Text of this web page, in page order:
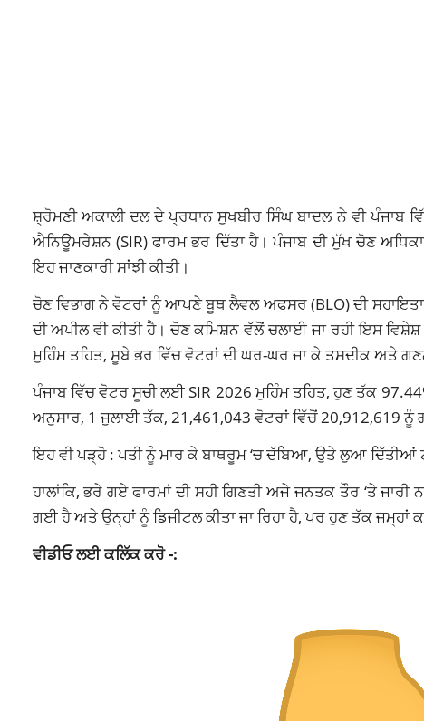
ਸ਼੍ਰੋਮਣੀ ਅਕਾਲੀ ਦਲ ਦੇ ਪ੍ਰਧਾਨ ਸੁਖਬੀਰ ਸਿੰਘ ਬਾਦਲ ਨੇ ਵੀ ਪੰਜਾਬ
ਐਨਿਊਮਰੇਸ਼ਨ (SIR) ਫਾਰਮ ਭਰ ਦਿੱਤਾ ਹੈ। ਪੰਜਾਬ ਦੀ ਮੁੱਖ ਚੋਣ
ਇਹ ਜਾਣਕਾਰੀ ਸਾਂਝੀ ਕੀਤੀ।
ਚੋਣ ਵਿਭਾਗ ਨੇ ਵੋਟਰਾਂ ਨੂੰ ਆਪਣੇ ਬੂਥ ਲੈਵਲ ਅਫਸਰ (BLO) ਦੀ
ਦੀ ਅਪੀਲ ਵੀ ਕੀਤੀ ਹੈ। ਚੋਣ ਕਮਿਸ਼ਨ ਵੱਲੋਂ ਚਲਾਈ ਜਾ ਰਹੀ ਇਸ
ਮੁਹਿੰਮ ਤਹਿਤ, ਸੂਬੇ ਭਰ ਵਿੱਚ ਵੋਟਰਾਂ ਦੀ ਘਰ-ਘਰ ਜਾ ਕੇ ਤਸਦੀਕ ਅਤੇ
ਪੰਜਾਬ ਵਿੱਚ ਵੋਟਰ ਸੂਚੀ ਲਈ SIR 2026 ਮੁਹਿੰਮ ਤਹਿਤ, ਹੁਣ ਤੱਕ
ਅਨੁਸਾਰ, 1 ਜੁਲਾਈ ਤੱਕ, 21,461,043 ਵੋਟਰਾਂ ਵਿੱਚੋਂ 20,912,619 ਨੂੰ
ਇਹ ਵੀ ਪੜ੍ਹੋ :ਪਤੀ ਨੂੰ ਮਾਰ ਕੇ ਬਾਥਰੂਮ ‘ਚ ਦੱਬਿਆ, ਉਤੇ ਲੁਆ ਦਿੱਤੀਆਂ
ਹਾਲਾਂਕਿ, ਭਰੇ ਗਏ ਫਾਰਮਾਂ ਦੀ ਸਹੀ ਗਿਣਤੀ ਅਜੇ ਜਨਤਕ ਤੌਰ ‘ਤੇ
ਗਈ ਹੈ ਅਤੇ ਉਨ੍ਹਾਂ ਨੂੰ ਡਿਜੀਟਲ ਕੀਤਾ ਜਾ ਰਿਹਾ ਹੈ, ਪਰ ਹੁਣ ਤੱਕ ਜਮ੍ਹਾਂ
ਵੀਡੀਓ ਲਈ ਕਲਿੱਕ ਕਰੋ -: